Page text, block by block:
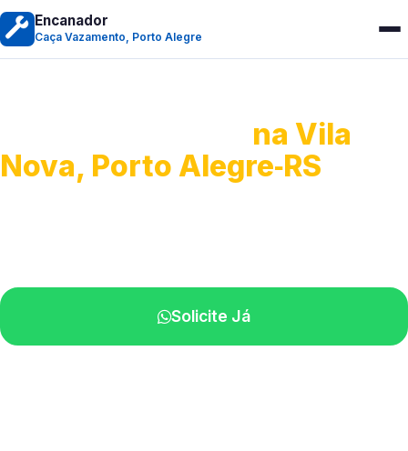
Encanador
Caça Vazamento, Porto Alegre
na Vila
Nova, Porto Alegre‑RS
Solicite Já